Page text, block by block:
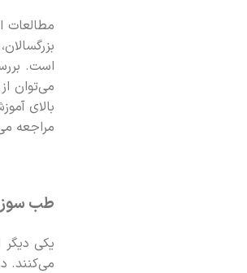
می‌توان
بالای
مراجعه
طب
یکی